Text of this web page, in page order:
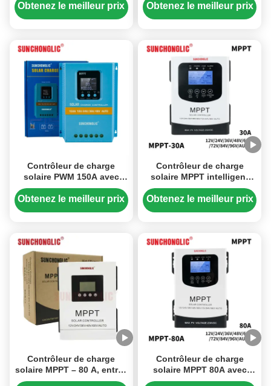
et technologie PWM
Obtenez le meilleur prix
100A et fonction UPS pour
systèmes solaires DC 150V
Obtenez le meilleur prix
Contrôleur de charge
solaire PWM 150A avec
modes intelligents à large
tension et protection de la
Obtenez le meilleur prix
Contrôleur de charge
solaire MPPT intelligent
30A avec tension d'entrée
maximale de 230V et
Obtenez le meilleur prix
Contrôleur de charge
solaire MPPT – 80 A, entrée
180 V CC, conversion
Contrôleur de charge
solaire MPPT 80A avec
entrée CC 230V et